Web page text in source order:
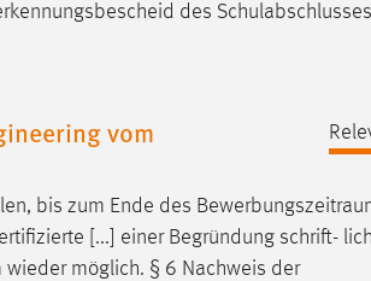
des
vom
bis zum Ende des
[...] einer Begründung schrift-
wieder möglich. § 6 Nachweis der